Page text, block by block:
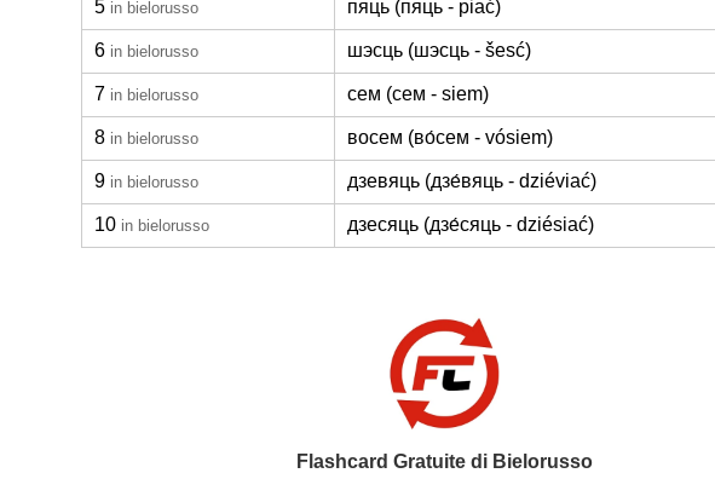
5 in bielorusso пяць (пяць - piać)
6 in bielorusso шэсць (шэсць - šesć)
7 in bielorusso сем (сем - siem)
8 in bielorusso восем (во́сем - vósiem)
9 in bielorusso дзевяць (дзе́вяць - dziéviać)
10 in bielorusso дзесяць (дзе́сяць - dziésiać)
Flashcard Gratuite di Bielorusso